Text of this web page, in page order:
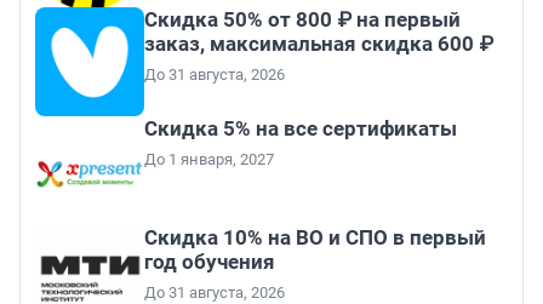
Скидка 50% от 800 ₽ на первый
заказ, максимальная скидка 600 ₽
До 31 августа, 2026
Скидка 5% на все сертификаты
До 1 января, 2027
Скидка 10% на ВО и СПО в первый
год обучения
До 31 августа, 2026